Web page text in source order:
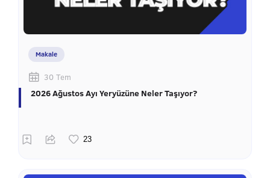
Makale
30 Tem
2026 Ağustos Ayı Yeryüzüne Neler Taşıyor?